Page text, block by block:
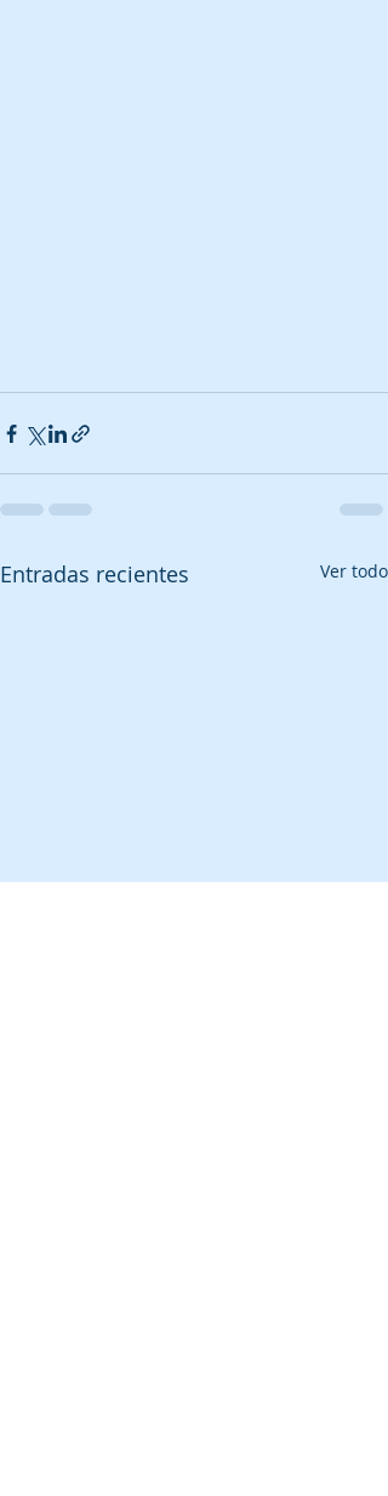
Entradas recientes Ver todo